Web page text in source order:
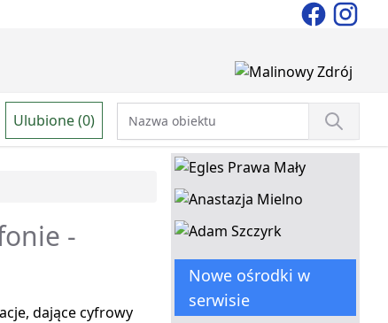
Ulubione (0)
-
dające cyfrowy
Nowe ośrodki w
serwisie